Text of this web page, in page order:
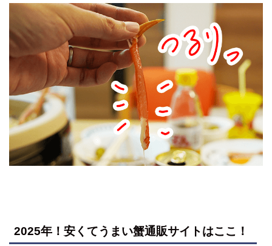
2025年！安くてうまい蟹通販サイトはここ！